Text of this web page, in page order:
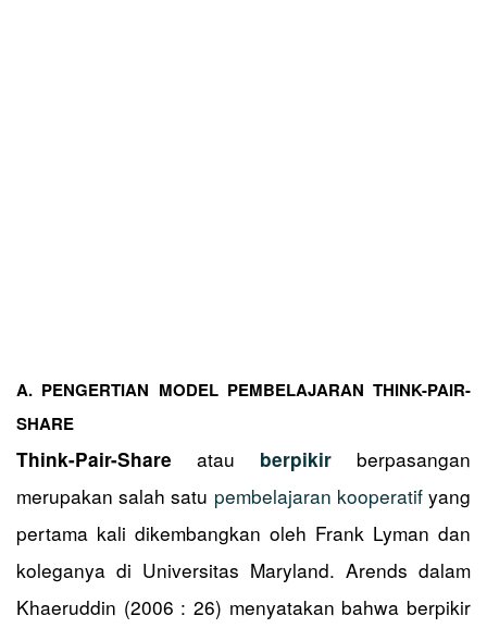
A. PENGERTIAN MODEL PEMBELAJARAN THINK-PAIR-
SHARE
Think-Pair-Share atau berpikir berpasangan
merupakan salah satu pembelajaran kooperatifyang
pertama kali dikembangkan oleh Frank Lyman dan
koleganya di Universitas Maryland. Arends dalam
Khaeruddin (2006 : 26) menyatakan bahwa berpikir